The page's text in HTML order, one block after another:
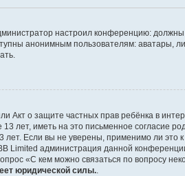
настроил конференцию:
анонимным пользователям: аватары,
Акт о защите частных прав ребёнка в
лет, иметь на это письменное согласие
Если вы не уверены, применимо ли это
Limited администрация данной
«С кем можно связаться по вопросу
юридической силы.